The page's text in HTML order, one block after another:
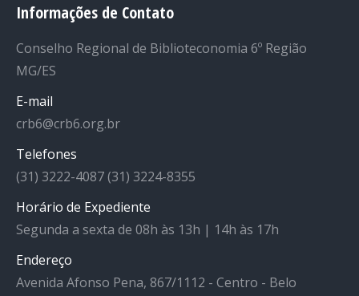
Informações de Contato
Conselho Regional de Biblioteconomia 6º Região
MG/ES
E-mail
crb6@crb6.org.br
Telefones
(31) 3222-4087 (31) 3224-8355
Horário de Expediente
Segunda a sexta de 08h às 13h | 14h às 17h
Endereço
Avenida Afonso Pena, 867/1112 - Centro - Belo